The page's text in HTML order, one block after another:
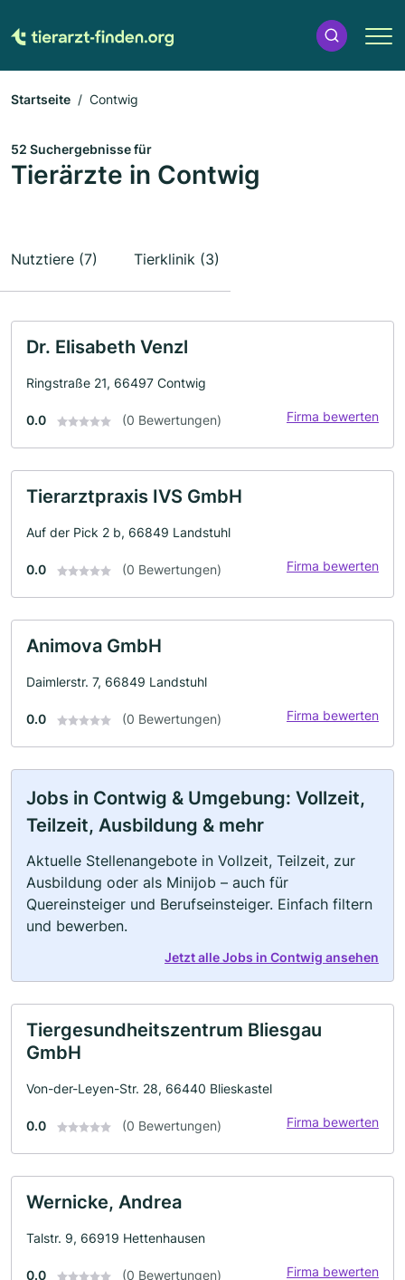
Startseite Contwig
52 Suchergebnisse für
Tierärzte in Contwig
Nutztiere (7) Tierklinik (3)
Dr. Elisabeth Venzl
Ringstraße 21, 66497 Contwig
0.0 (0 Bewertungen) Firma bewerten
Tierarztpraxis IVS GmbH
Auf der Pick 2 b, 66849 Landstuhl
0.0 (0 Bewertungen) Firma bewerten
Animova GmbH
Daimlerstr. 7, 66849 Landstuhl
0.0 (0 Bewertungen) Firma bewerten
Jobs in Contwig & Umgebung: Vollzeit,
Teilzeit, Ausbildung & mehr
Aktuelle Stellenangebote in Vollzeit, Teilzeit, zur
Ausbildung oder als Minijob – auch für
Quereinsteiger und Berufseinsteiger. Einfach filtern
und bewerben.
Jetzt alle Jobs in Contwig ansehen
Tiergesundheitszentrum Bliesgau
GmbH
Von-der-Leyen-Str. 28, 66440 Blieskastel
0.0 (0 Bewertungen) Firma bewerten
Wernicke, Andrea
Talstr. 9, 66919 Hettenhausen
0.0 (0 Bewertungen) Firma bewerten